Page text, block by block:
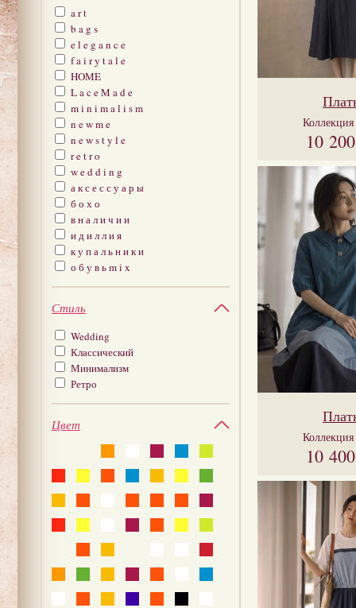
a r t
b a g s
e l e g a n c e
f a i r y t a l e
HOME
L a c e M a d e
m i n i m a l i s m
n e w m e
n e w s t y l e
r e t r o
w e d d i n g
а к с е с с у а р ы
б о х о
в н а л и ч и и
и д и л л и я
к у п а л ь н и к и
о б у в ь m i x
Стиль
Wedding
Классический
Минимализм
Ретро
Цвет
Коллекция
10
Коллекция
10